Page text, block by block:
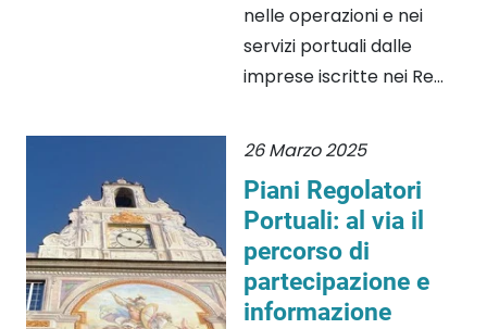
nelle operazioni e nei
servizi portuali dalle
imprese iscritte nei Re...
26 Marzo 2025
Piani Regolatori
Portuali: al via il
percorso di
partecipazione e
informazione